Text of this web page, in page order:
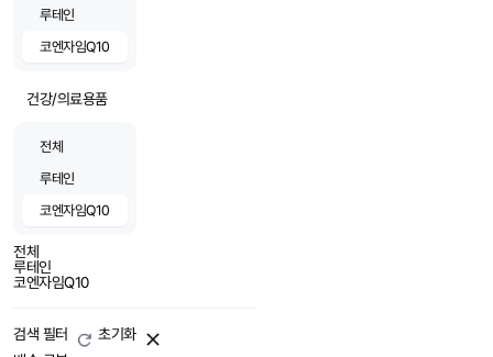
루테인
코엔자임Q10
건강/의료용품
전체
루테인
코엔자임Q10
전체
루테인
코엔자임Q10
검색 필터
초기화